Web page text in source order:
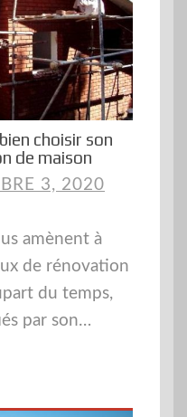
choisir son
de maison
3, 2020
amènent à
de rénovation
du temps,
par son…